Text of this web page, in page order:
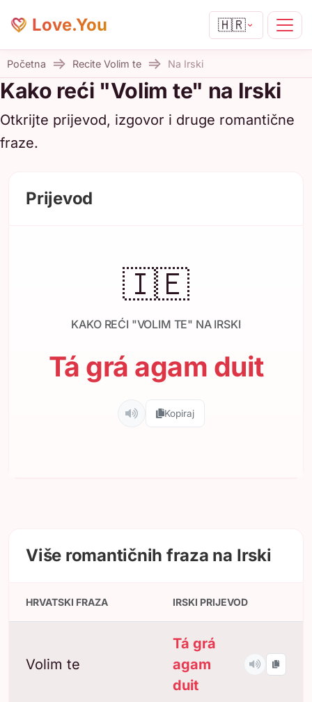
Love.You 🇭🇷
Početna Recite Volim te Na Irski
Kako reći "Volim te" na Irski
Otkrijte prijevod, izgovor i druge romantične
fraze.
Prijevod
🇮🇪
KAKO REĆI "VOLIM TE" NA IRSKI
Tá grá agam duit
Kopiraj
Više romantičnih fraza na Irski
HRVATSKI FRAZA IRSKI PRIJEVOD
Volim te
Tá grá
agam
duit